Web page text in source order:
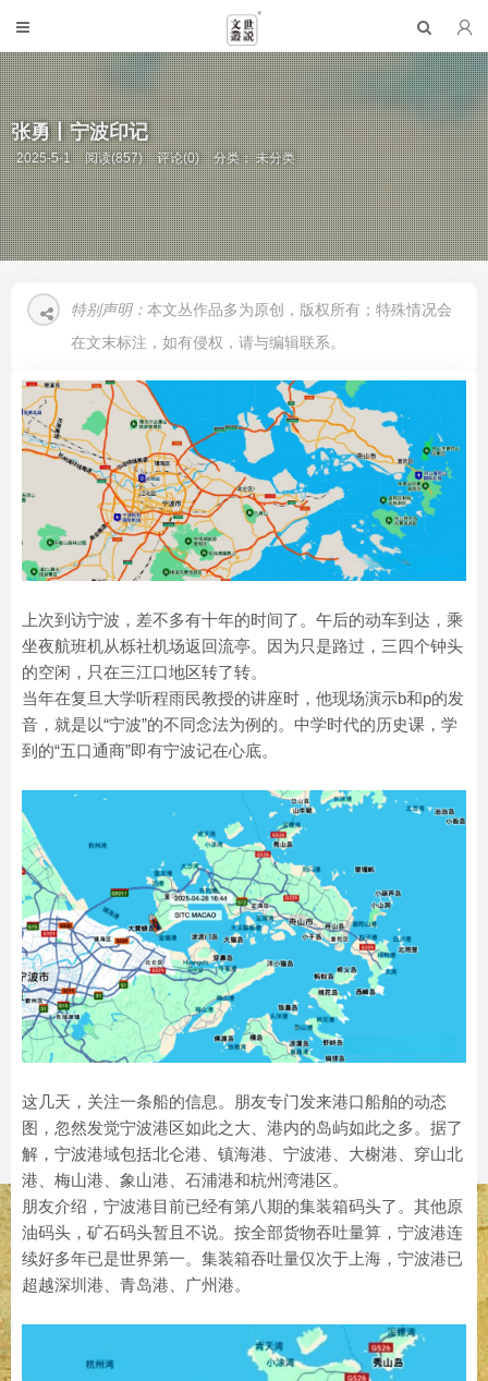
张勇丨宁波印记
2025-5-1 阅读(857) 评论(0) 分类： 未分类
特别声明： 本文丛作品多为原创，版权所有；特殊情况会
在文末标注，如有侵权，请与编辑联系。
上次到访宁波，差不多有十年的时间了。午后的动车到达，乘
坐夜航班机从栎社机场返回流亭。因为只是路过，三四个钟头
的空闲，只在三江口地区转了转。
当年在复旦大学听程雨民教授的讲座时，他现场演示b和p的发
音，就是以“宁波”的不同念法为例的。中学时代的历史课，学
到的“五口通商”即有宁波记在心底。
这几天，关注一条船的信息。朋友专门发来港口船舶的动态
图，忽然发觉宁波港区如此之大、港内的岛屿如此之多。据了
解，宁波港域包括北仑港、镇海港、宁波港、大榭港、穿山北
港、梅山港、象山港、石浦港和杭州湾港区。
朋友介绍，宁波港目前已经有第八期的集装箱码头了。其他原
油码头，矿石码头暂且不说。按全部货物吞吐量算，宁波港连
续好多年已是世界第一。集装箱吞吐量仅次于上海，宁波港已
超越深圳港、青岛港、广州港。